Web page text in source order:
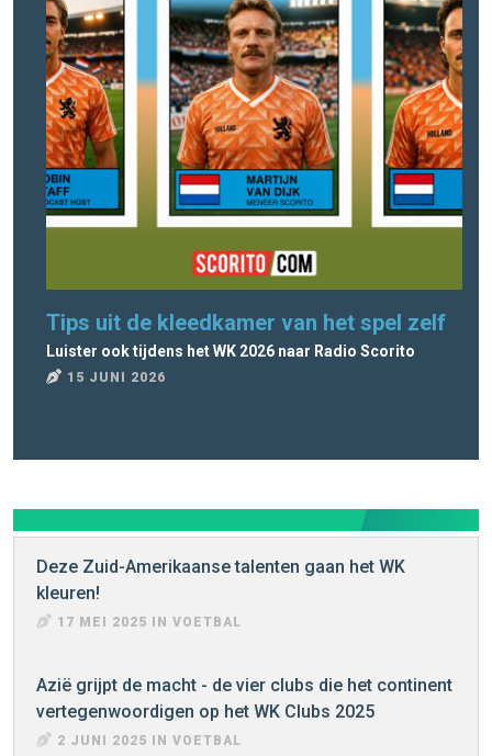
Tips uit de kleedkamer van het spel zelf
Luister ook tijdens het WK 2026 naar Radio Scorito
15 JUNI 2026
Deze Zuid-Amerikaanse talenten gaan het WK
kleuren!
17 MEI 2025 IN VOETBAL
Azië grijpt de macht - de vier clubs die het continent
vertegenwoordigen op het WK Clubs 2025
2 JUNI 2025 IN VOETBAL